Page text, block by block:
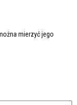
mierzyć jego